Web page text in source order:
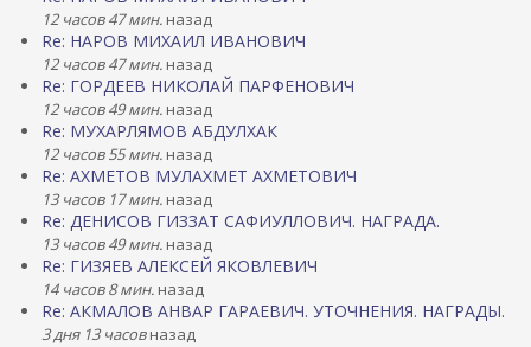
12 часов 47 мин. назад
Re: НАРОВ МИХАИЛ ИВАНОВИЧ
12 часов 47 мин. назад
Re: ГОРДЕЕВ НИКОЛАЙ ПАРФЕНОВИЧ
12 часов 49 мин. назад
Re: МУХАРЛЯМОВ АБДУЛХАК
12 часов 55 мин. назад
Re: АХМЕТОВ МУЛАХМЕТ АХМЕТОВИЧ
13 часов 17 мин. назад
Re: ДЕНИСОВ ГИЗЗАТ САФИУЛЛОВИЧ. НАГРАДА.
13 часов 49 мин. назад
Re: ГИЗЯЕВ АЛЕКСЕЙ ЯКОВЛЕВИЧ
14 часов 8 мин. назад
Re: АКМАЛОВ АНВАР ГАРАЕВИЧ. УТОЧНЕНИЯ. НАГРАДЫ.
3 дня 13 часовназад